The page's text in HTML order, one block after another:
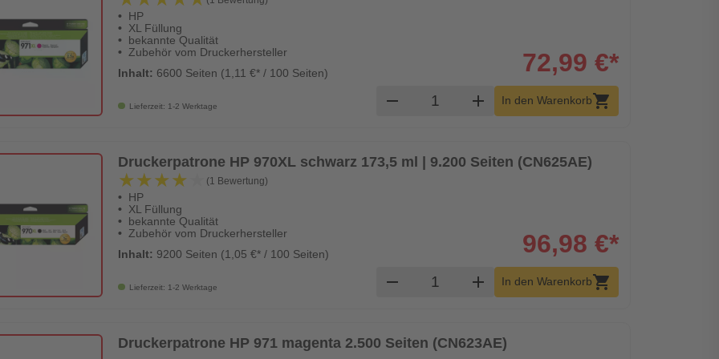
HP
XL Füllung
bekannte Qualität
Zubehör vom Druckerhersteller
Inhalt: 6600 Seiten (1,11 €* / 100 Seiten)
Lieferzeit: 1-2 Werktage
72,99 €*
remove Produkt Warenkorb Menge
add In den Warenkorbshopping_cart
Druckerpatrone HP 970XL schwarz 173,5 ml | 9.200 Seiten (CN625AE)
★★★★★
★★★★★ (1 Bewertung)
HP
XL Füllung
bekannte Qualität
Zubehör vom Druckerhersteller
Inhalt: 9200 Seiten (1,05 €* / 100 Seiten)
Lieferzeit: 1-2 Werktage
96,98 €*
remove Produkt Warenkorb Menge
add In den Warenkorbshopping_cart
Druckerpatrone HP 971 magenta 2.500 Seiten (CN623AE)